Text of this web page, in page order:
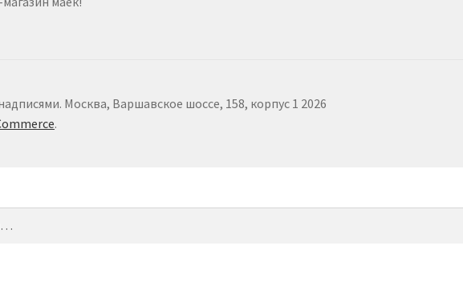
Москва, Варшавское шоссе, 158, корпус 1 2026
.